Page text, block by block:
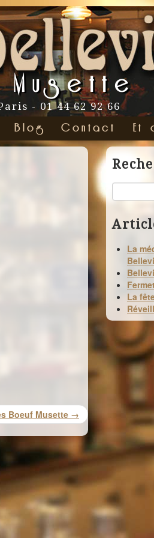
- 01 44 62 92 66
Blog Contact Et
Boeuf Musette →
La
La